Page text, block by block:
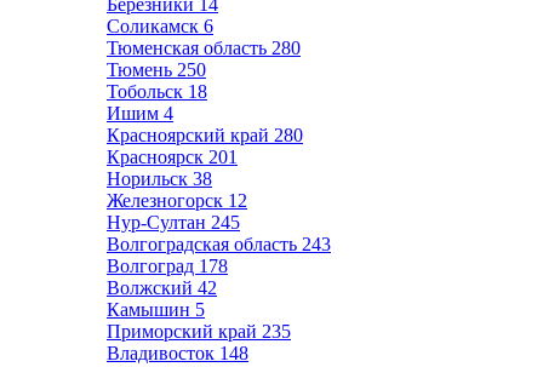
Березники 14
Соликамск 6
Тюменская область 280
Тюмень 250
Тобольск 18
Ишим 4
Красноярский край 280
Красноярск 201
Норильск 38
Железногорск 12
Нур-Султан 245
Волгоградская область 243
Волгоград 178
Волжский 42
Камышин 5
Приморский край 235
Владивосток 148